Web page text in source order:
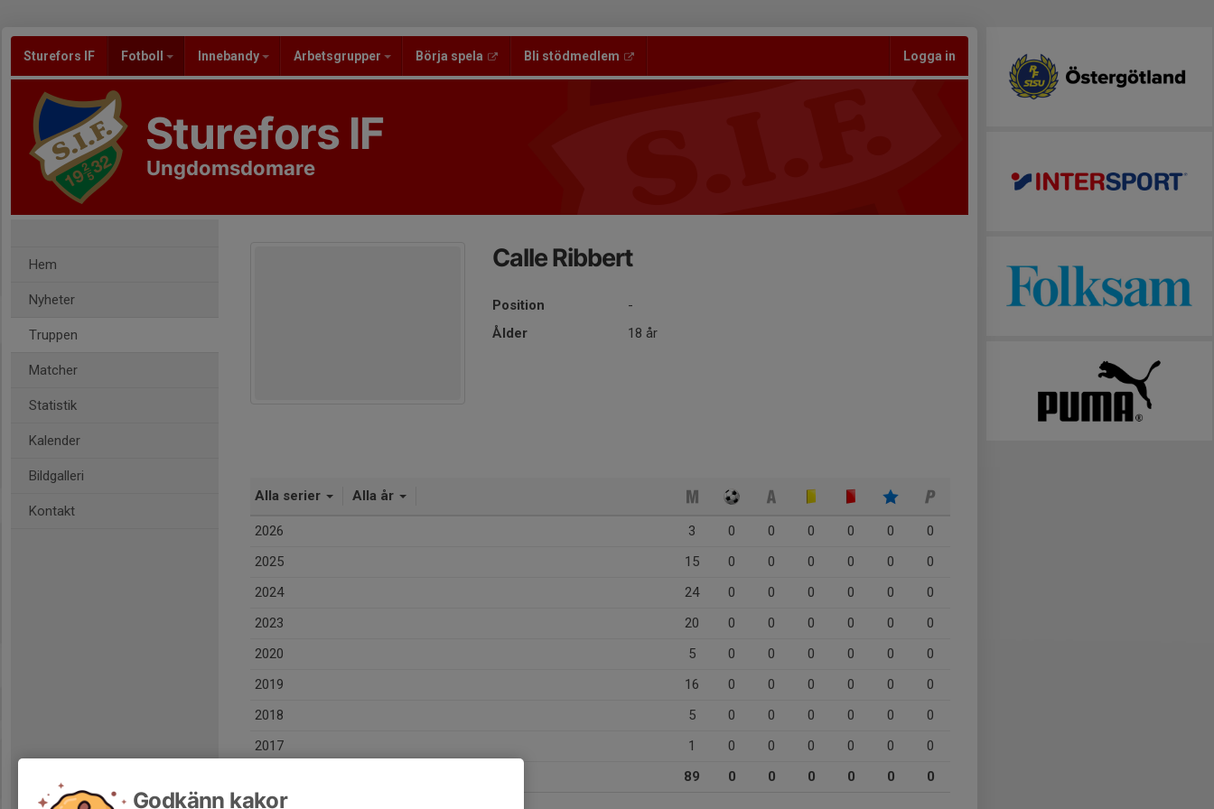
Sturefors IF Fotboll Innebandy Arbetsgrupper Börja spela Bli stödmedlem Logga in
Sturefors IF
Ungdomsdomare
Hem
Nyheter
Truppen
Matcher
Statistik
Kalender
Bildgalleri
Kontakt
Calle Ribbert
Position
-
Ålder
18 år
Alla serier Alla år
2026 3 0 0 0 0 0
0
2025
15 0 0 0 0 0
0
2024
24 0 0 0 0 0
0
2023
20 0 0 0 0 0
0
2020
5 0 0 0 0 0
0
2019
16 0 0 0 0 0
0
2018
5 0 0 0 0 0
0
2017
1 0 0 0 0 0
0
89 0 0 0 0 0 0
Godkänn kakor